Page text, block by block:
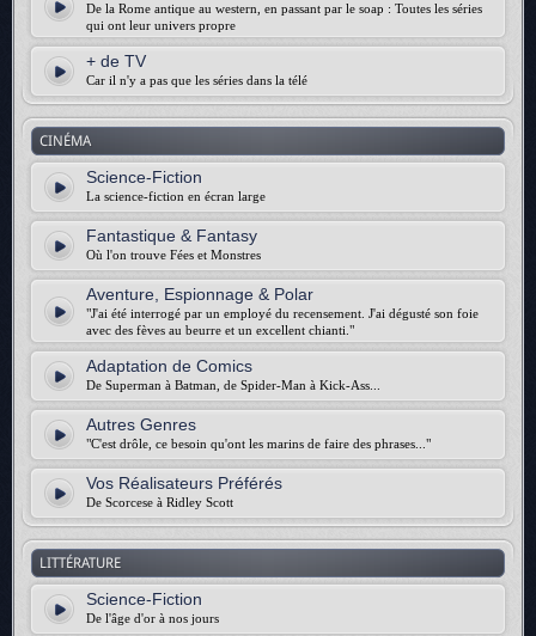
De la Rome antique au western, en passant par le soap : Toutes les séries
qui ont leur univers propre
+ de TV
Car il n'y a pas que les séries dans la télé
CINÉMA
Science-Fiction
La science-fiction en écran large
Fantastique & Fantasy
Où l'on trouve Fées et Monstres
Aventure, Espionnage & Polar
"J'ai été interrogé par un employé du recensement. J'ai dégusté son foie
avec des fèves au beurre et un excellent chianti."
Adaptation de Comics
De Superman à Batman, de Spider-Man à Kick-Ass...
Autres Genres
"C'est drôle, ce besoin qu'ont les marins de faire des phrases..."
Vos Réalisateurs Préférés
De Scorcese à Ridley Scott
LITTÉRATURE
Science-Fiction
De l'âge d'or à nos jours